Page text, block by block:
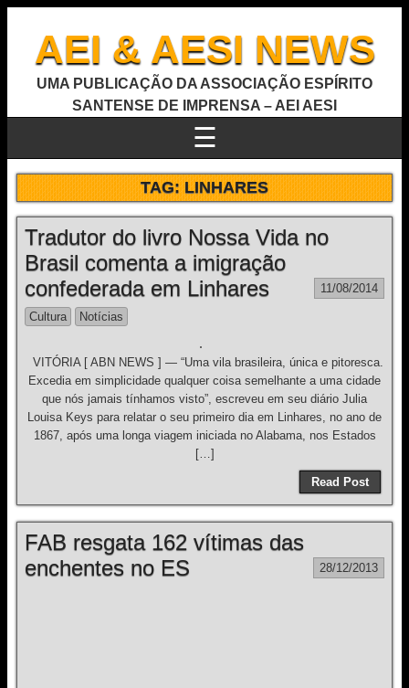
AEI & AESI NEWS
UMA PUBLICAÇÃO DA ASSOCIAÇÃO ESPÍRITO
SANTENSE DE IMPRENSA – AEI AESI
☰
TAG:LINHARES
Tradutor do livro Nossa Vida no
Brasil comenta a imigração
confederada em Linhares
11/08/2014
Cultura Notícias
VITÓRIA [ ABN NEWS ] — “Uma vila brasileira, única e pitoresca.
Excedia em simplicidade qualquer coisa semelhante a uma cidade
que nós jamais tínhamos visto”, escreveu em seu diário Julia
Louisa Keys para relatar o seu primeiro dia em Linhares, no ano de
1867, após uma longa viagem iniciada no Alabama, nos Estados
[…]
Read Post
FAB resgata 162 vítimas das
enchentes no ES
28/12/2013